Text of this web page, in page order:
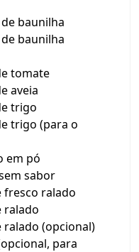
baunilha
baunilha
tomate
aveia
trigo
trigo (para o
em pó
sabor
fresco ralado
ralado
ralado (opcional)
para